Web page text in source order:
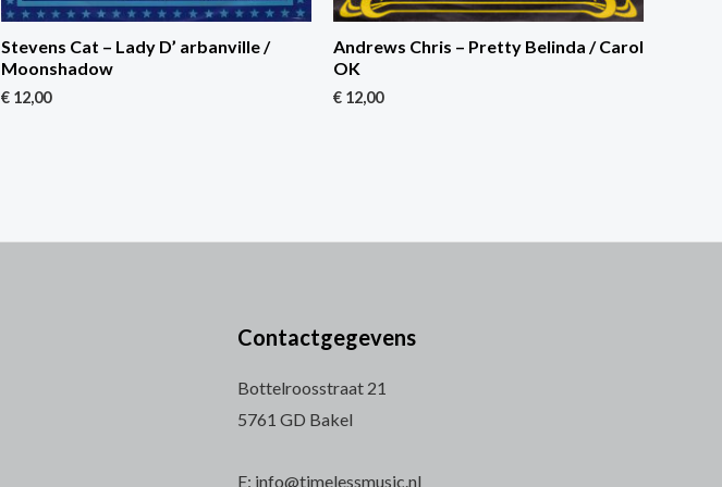
Stevens Cat – Lady D’ arbanville /
Moonshadow
€ 12,00
Andrews Chris – Pretty Belinda / Carol
OK
€ 12,00
Contactgegevens
Bottelroosstraat 21
5761 GD Bakel
E: info@timelessmusic.nl